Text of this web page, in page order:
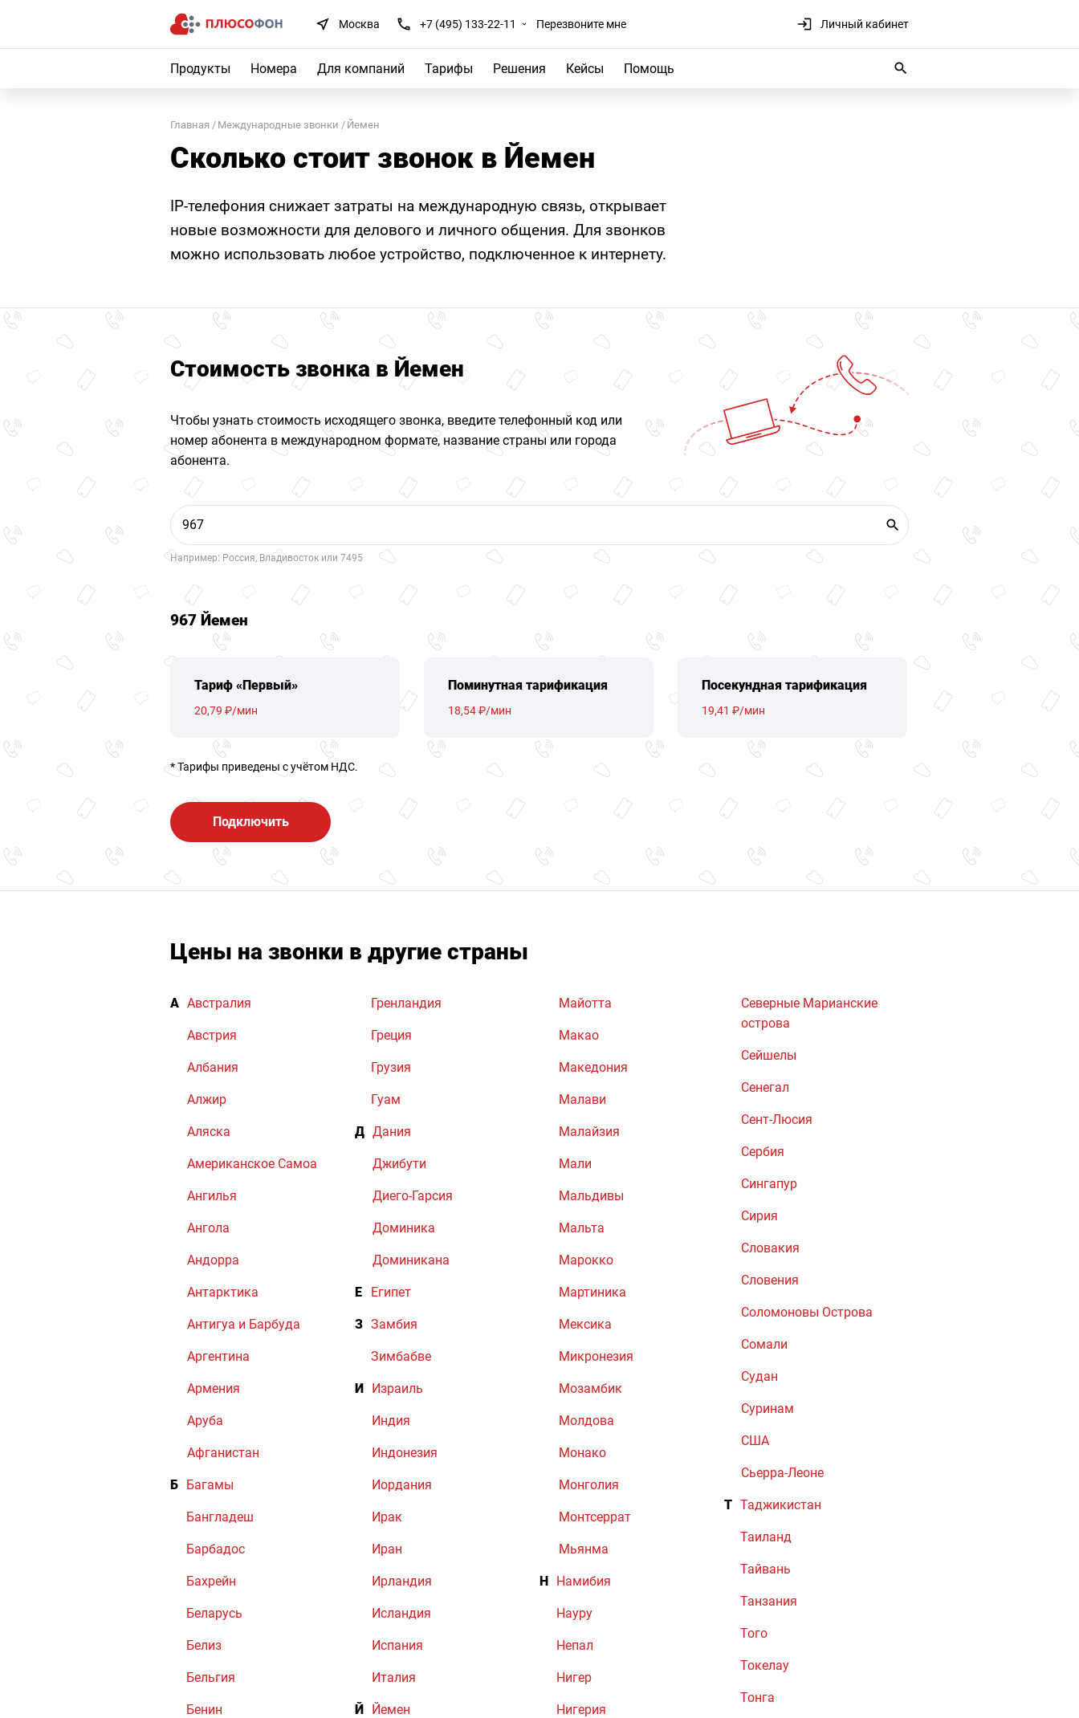
Москва +7 (495) 133-22-11 Перезвоните мне Личный кабинет
Продукты Номера Для компаний Тарифы Решения Кейсы Помощь
Главная Международные звонки Йемен
Сколько стоит звонок в Йемен
IP-телефония снижает затраты на международную связь, открывает
новые возможности для делового и личного общения. Для звонков
можно использовать любое устройство, подключенное к интернету.
Стоимость звонка в Йемен
Чтобы узнать стоимость исходящего звонка, введите телефонный код или
номер абонента в международном формате, название страны или города
абонента.
Например: Россия, Владивосток или 7495
967 Йемен
Тариф «Первый»
20,79 ₽/мин
Поминутная тарификация
18,54 ₽/мин
Посекундная тарификация
19,41 ₽/мин
* Тарифы приведены c учётом НДС.
Подключить
Цены на звонки в другие страны
А Австралия
Австрия
Албания
Алжир
Аляска
Американское Самоа
Ангилья
Ангола
Андорра
Антарктика
Антигуа и Барбуда
Аргентина
Армения
Аруба
Афганистан
Б Багамы
Бангладеш
Барбадос
Бахрейн
Беларусь
Белиз
Бельгия
Бенин
Гренландия
Греция
Грузия
Гуам
Д Дания
Джибути
Диего-Гарсия
Доминика
Доминикана
Е Египет
З Замбия
Зимбабве
И Израиль
Индия
Индонезия
Иордания
Ирак
Иран
Ирландия
Исландия
Испания
Италия
Й Йемен
Майотта
Макао
Македония
Малави
Малайзия
Мали
Мальдивы
Мальта
Марокко
Мартиника
Мексика
Микронезия
Мозамбик
Молдова
Монако
Монголия
Монтсеррат
Мьянма
Н Намибия
Науру
Непал
Нигер
Нигерия
Северные Марианские
острова
Сейшелы
Сенегал
Сент-Люсия
Сербия
Сингапур
Сирия
Словакия
Словения
Соломоновы Острова
Сомали
Судан
Суринам
США
Сьерра-Леоне
Т Таджикистан
Таиланд
Тайвань
Танзания
Того
Токелау
Тонга